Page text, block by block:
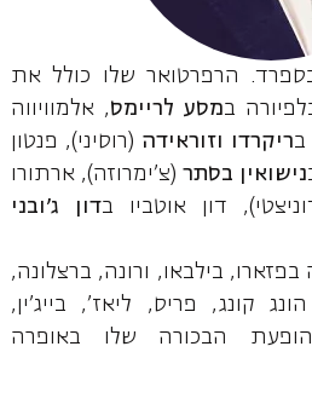
הרפרטואר שלו כולל את
במסע לריימס, אלמוויווה
בריקרדו וזוראידה (רוסיני), פנטון
נישואין בסתר (צ'ימרוזה), ארתורו
דון אוטביו בדון ג'ובני
בילבאו, ורונה, ברצלונה,
קונג, פריס, ליאז', בייג'ין,
הופעת הבכורה שלו באופרה